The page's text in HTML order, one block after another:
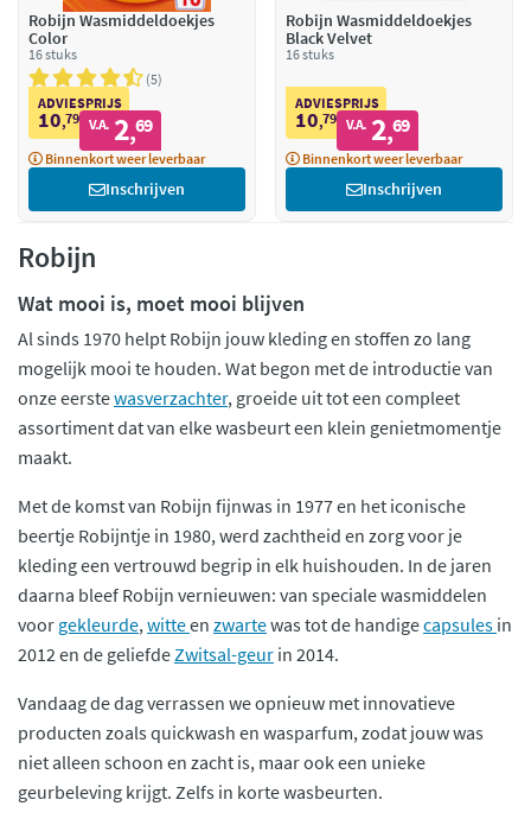
Robijn Wasmiddeldoekjes
Color
16 stuks
5
ADVIESPRIJS
10,79 V.A. 2,69
Binnenkort weer leverbaar
Inschrijven
Robijn Wasmiddeldoekjes
Black Velvet
16 stuks
ADVIESPRIJS
10,79 V.A. 2,69
Binnenkort weer leverbaar
Inschrijven
Robijn
Wat mooi is, moet mooi blijven
Al sinds 1970 helpt Robijn jouw kleding en stoffen zo lang
mogelijk mooi te houden. Wat begon met de introductie van
onze eerstewasverzachter, groeide uit tot een compleet
assortiment dat van elke wasbeurt een klein genietmomentje
maakt.
Met de komst van Robijn fijnwas in 1977 en het iconische
beertje Robijntje in 1980, werd zachtheid en zorg voor je
kleding een vertrouwd begrip in elk huishouden. In de jaren
daarna bleef Robijn vernieuwen: van speciale wasmiddelen
voor gekleurde,witteen zwartewas tot de handigecapsules in
2012 en de geliefdeZwitsal-geur in 2014.
Vandaag de dag verrassen we opnieuw met innovatieve
producten zoals quickwash en wasparfum, zodat jouw was
niet alleen schoon en zacht is, maar ook een unieke
geurbeleving krijgt. Zelfs in korte wasbeurten.